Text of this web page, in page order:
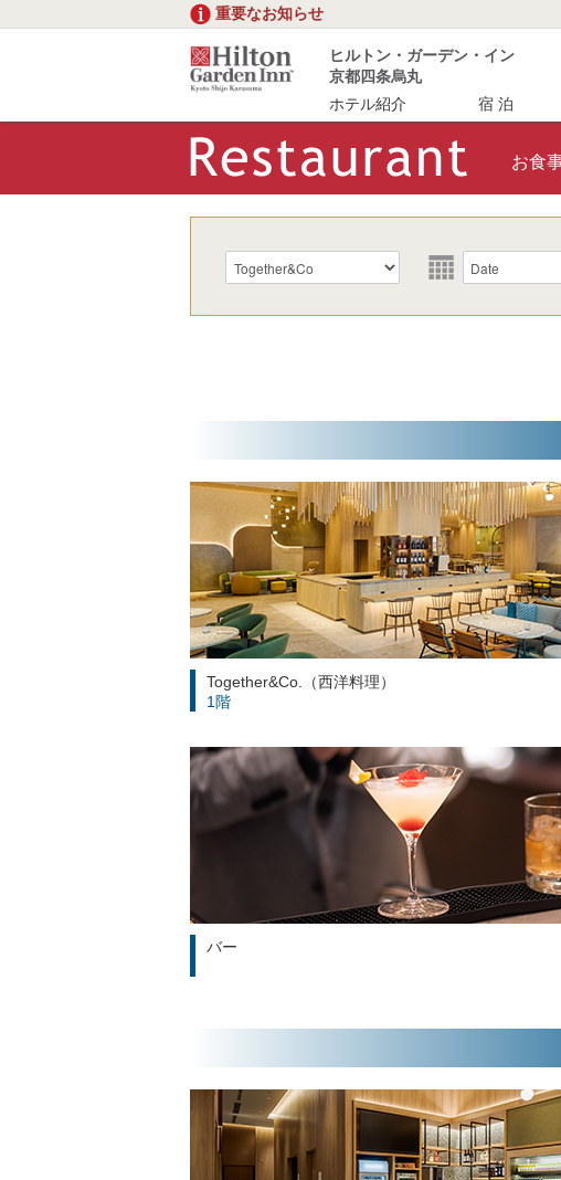
重要なお知らせ
ヒルトン・ガーデン・イン
京都四条烏丸
ホテル紹介 宿 泊
お食
Together&Co.（西洋料理）
1階
バー